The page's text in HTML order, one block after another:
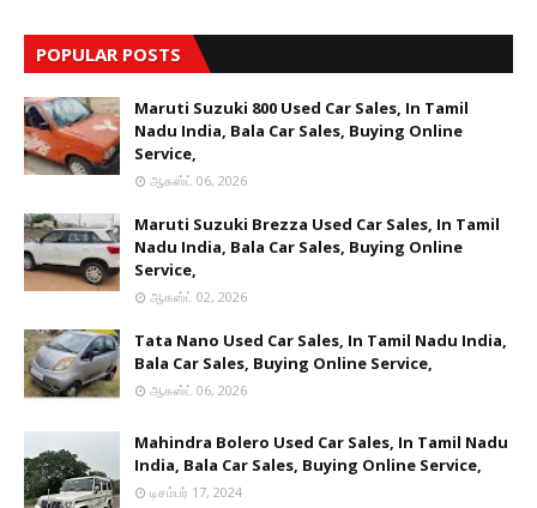
POPULAR POSTS
Maruti Suzuki 800 Used Car Sales, In Tamil
Nadu India, Bala Car Sales, Buying Online
Service,
ஆகஸ்ட் 06, 2026
Maruti Suzuki Brezza Used Car Sales, In Tamil
Nadu India, Bala Car Sales, Buying Online
Service,
ஆகஸ்ட் 02, 2026
Tata Nano Used Car Sales, In Tamil Nadu India,
Bala Car Sales, Buying Online Service,
ஆகஸ்ட் 06, 2026
Mahindra Bolero Used Car Sales, In Tamil Nadu
India, Bala Car Sales, Buying Online Service,
டிசம்பர் 17, 2024